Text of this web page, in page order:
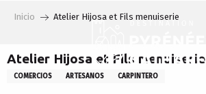
principal
Inicio Atelier Hijosa et Fils menuiserie
Atelier Hijosa et Fils menuiserie
COMERCIOS ARTESANOS CARPINTERO